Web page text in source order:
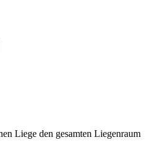
Liege den gesamten Liegenraum